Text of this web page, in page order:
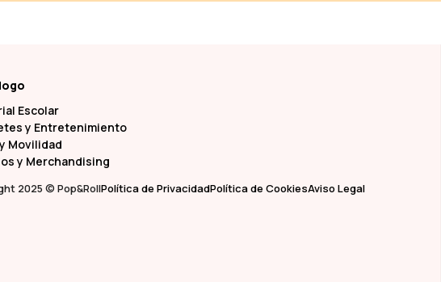
Escolar
y Entretenimiento
Movilidad
y Merchandising
2025 © Pop&RollPolítica de PrivacidadPolítica de CookiesAviso Legal